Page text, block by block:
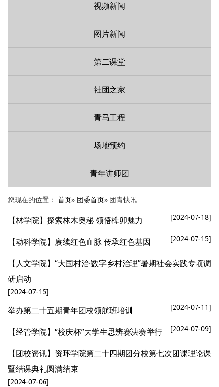
视频新闻
图片新闻
第二课堂
社团之家
青马工程
场地预约
青年讲师团
您现在的位置： 首页» 团委首页» 团青快讯
【林学院】探索林木奥秘 领悟榫卯魅力 [2024-07-18]
【动科学院】赓续红色血脉 传承红色基因 [2024-07-15]
【人文学院】“大国村治·数字乡村治理”暑期社会实践专项调
研启动
[2024-07-15]
举办第二十五期青年团校领航班培训 [2024-07-11]
【经管学院】“校庆杯”大学生思辨赛决赛举行 [2024-07-09]
【团校资讯】资环学院第二十四期团分校第七次团课理论课
暨结课典礼圆满结束
[2024-07-06]